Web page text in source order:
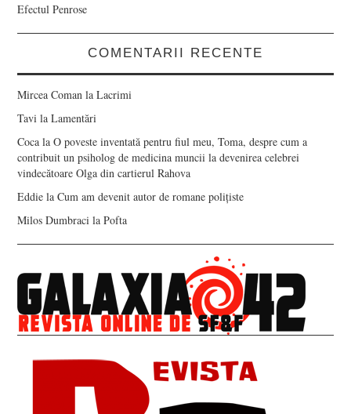
Efectul Penrose
COMENTARII RECENTE
Mircea Coman laLacrimi
Tavi laLamentări
Coca laO poveste inventată pentru fiul meu, Toma, despre cum a
contribuit un psiholog de medicina muncii la devenirea celebrei
vindecătoare Olga din cartierul Rahova
Eddie laCum am devenit autor de romane polițiste
Milos Dumbraci laPofta